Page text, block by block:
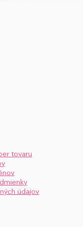
tovaru
údajov